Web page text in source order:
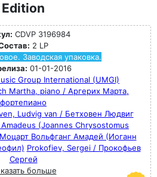
Edition
CDVP 3196984
2 LP
Заводская упаковка.
01-01-2016
Group International (UMGI)
Martha, piano / Аргерих Марта,
фортепиано
Ludvig van / Бетховен Людвиг
(Joannes Chrysostomus
Вольфганг Амадей (Иоганн
Prokofiev, Sergei / Прокофьев
Сергей
больше